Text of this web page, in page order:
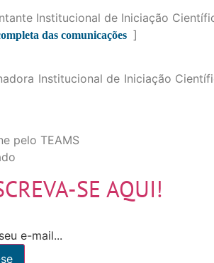
Institucional de Iniciação
das comunicações ]
Institucional de Iniciação
pelo TEAMS
SE AQUI!
e-mail...